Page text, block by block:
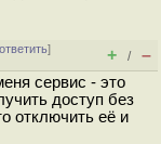
ответить]
+ / –
сервис - это
доступ без
отключить её и